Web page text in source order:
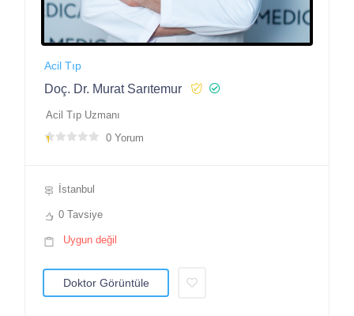
Acil Tıp
Doç. Dr. Murat Sarıtemur
Acil Tıp Uzmanı
0 Yorum
İstanbul
0 Tavsiye
Uygun değil
Doktor Görüntüle